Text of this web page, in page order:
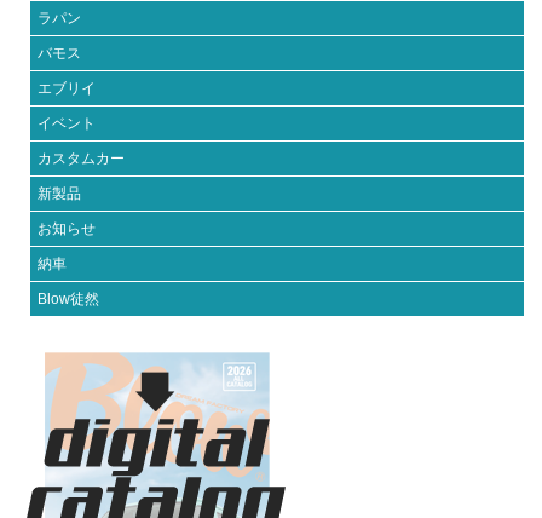
ラパン
バモス
エブリイ
イベント
カスタムカー
新製品
お知らせ
納車
Blow徒然